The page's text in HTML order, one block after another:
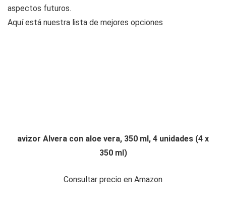
aspectos futuros.
Aquí está nuestra lista de mejores opciones
avizor Alvera con aloe vera, 350 ml, 4 unidades (4 x
350 ml)
Consultar precio en Amazon